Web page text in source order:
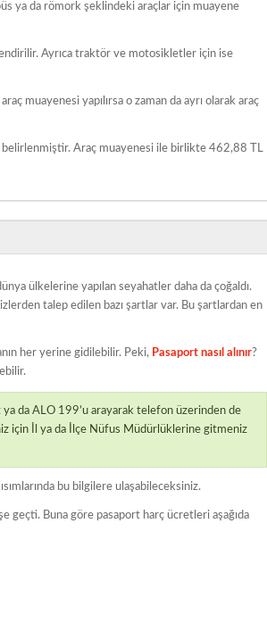
ya da römork şeklindeki araçlar için muayene
Ayrıca traktör ve motosikletler için ise
muayenesi yapılırsa o zaman da ayrı olarak araç
belirlenmiştir. Araç muayenesi ile birlikte 462,88 TL
ülkelerine yapılan seyahatler daha da çoğaldı.
talep edilen bazı şartlar var. Bu şartlardan en
her yerine gidilebilir. Peki, Pasaport nasıl alınır?
ya da ALO 199’u arayarak telefon üzerinden de
için İl ya da İlçe Nüfus Müdürlüklerine gitmeniz
bu bilgilere ulaşabileceksiniz.
geçti. Buna göre pasaport harç ücretleri aşağıda